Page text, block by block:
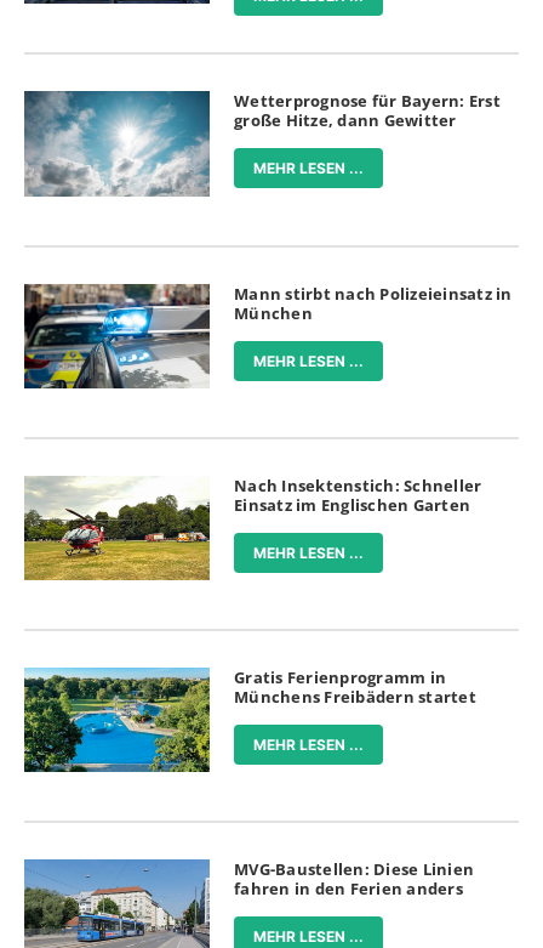
Wetterprognose für Bayern: Erst
große Hitze, dann Gewitter
MEHR LESEN ...
Mann stirbt nach Polizeieinsatz in
München
MEHR LESEN ...
Nach Insektenstich: Schneller
Einsatz im Englischen Garten
MEHR LESEN ...
Gratis Ferienprogramm in
Münchens Freibädern startet
MEHR LESEN ...
MVG-Baustellen: Diese Linien
fahren in den Ferien anders
MEHR LESEN ...